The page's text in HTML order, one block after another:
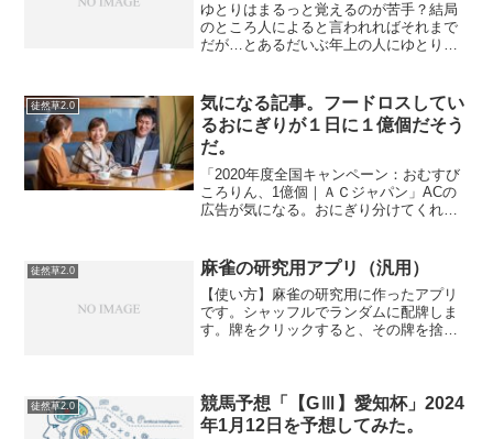
ゆとりはまるっと覚えるのが苦手？結局
のところ人によると言われればそれまで
だが…とあるだいぶ年上の人にゆとり世
ことをそのまま覚えてくればいいんだけ
ど、自分なりに解釈し直さ...
徒然草2.0
気になる記事。フードロスしてい
るおにぎりが１日に１億個だそう
だ。
「2020年度全国キャンペーン：おむすび
ころりん、1億個｜ＡＣジャパン」ACの
広告が気になる。おにぎり分けてくれれ
阪、がんこフード: 日本経済新聞」なんで
次長は改ざんし...
徒然草2.0 麻雀の研究用アプリ（汎用）
【使い方】麻雀の研究用に作ったアプリ
です。シャッフルでランダムに配牌しま
す。牌をクリックすると、その牌を捨て
徒然草2.0
競馬予想「【GⅢ】愛知杯」2024
年1月12日を予想してみた。